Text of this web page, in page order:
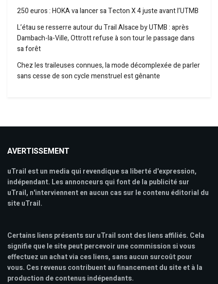
250 euros : HOKA va lancer sa Tecton X 4 juste avant l’UTMB
L’étau se resserre autour du Trail Alsace by UTMB : après
Dambach-la-Ville, Ottrott refuse à son tour le passage dans
sa forêt
Chez les traileuses connues, la mode décomplexée de parler
sans cesse de son cycle menstruel est gênante
AVERTISSEMENT
uTrail est un media qui revendique sa liberté d'expression,
indépendant. Les annonceurs qui font de la publicité sur
uTrail, n'interviennent en aucun cas sur le contenu éditorial du
site uTrail.
Certains liens présents sur uTrail sont des liens affiliés. Cela
signifie que le site peut percevoir une commission si vous
effectuez un achat via ces liens, sans aucun surcoût pour
vous. Ces revenus contribuent au financement du site et à la
production de contenus indépendants.